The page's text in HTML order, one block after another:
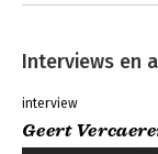
Interviews en
interview
Geert